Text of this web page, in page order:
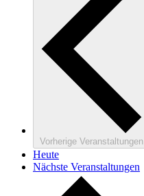
Vorherige Veranstaltungen
Heute
Nächste Veranstaltungen